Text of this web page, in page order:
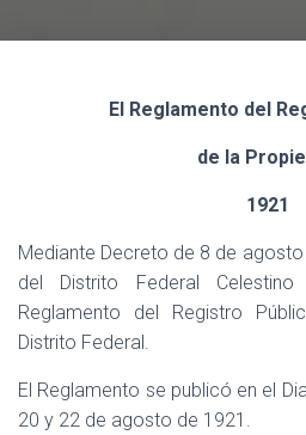
El Reglamento del
de la
1921
Mediante Decreto de 8 de
del Distrito Federal
Reglamento del Registro
Distrito Federal.
El Reglamento se publicó en el
20 y 22 de agosto de 1921.